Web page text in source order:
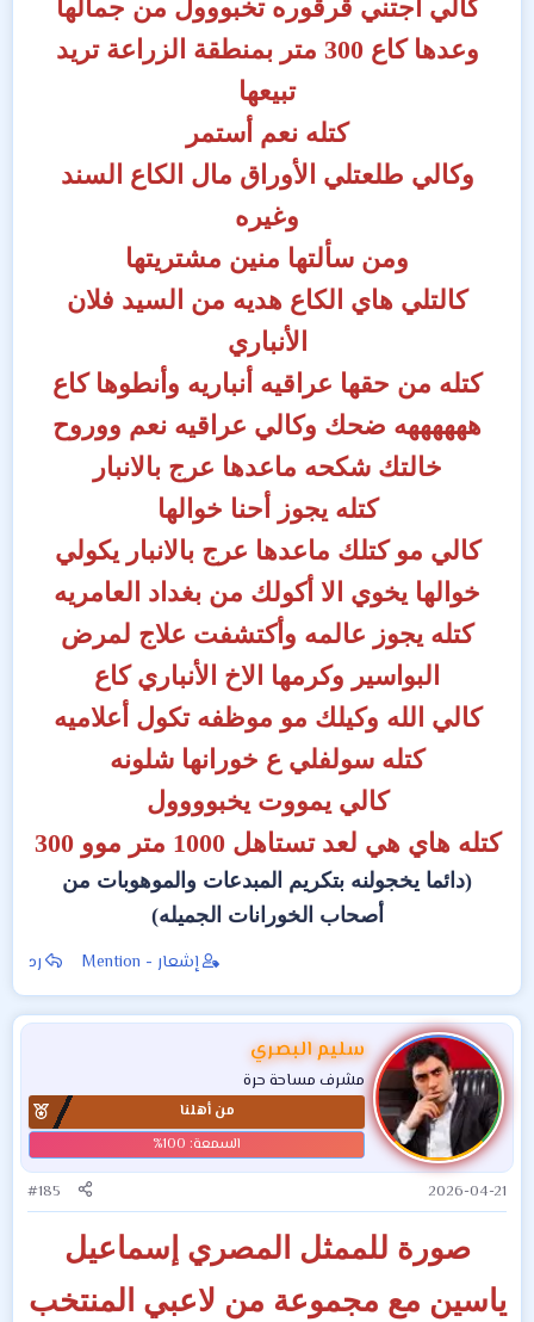
كالي أجتني قرقوره تخبووول من جمالها
وعدها كاع 300 متر بمنطقة الزراعة تريد
تبيعها
كتله نعم أستمر
وكالي طلعتلي الأوراق مال الكاع السند
وغيره
ومن سألتها منين مشتريتها
كالتلي هاي الكاع هديه من السيد فلان
الأنباري
كتله من حقها عراقيه أنباريه وأنطوها كاع
ههههههه ضحك وكالي عراقيه نعم ووروح
خالتك شكحه ماعدها عرج بالانبار
كتله يجوز أحنا خوالها
كالي مو كتلك ماعدها عرج بالانبار يكولي
خوالها يخوي الا أكولك من بغداد العامريه
كتله يجوز عالمه وأكتشفت علاج لمرض
البواسير وكرمها الاخ الأنباري كاع
كالي الله وكيلك مو موظفه تكول أعلاميه
كتله سولفلي ع خورانها شلونه
كالي يمووت يخبوووول
كتله هاي هي لعد تستاهل 1000 متر موو 300
(دائما يخجولنه بتكريم المبدعات والموهوبات من
أصحاب الخورانات الجميله)
إشعار - Mention رد
سليم البصري
مشرف مساحة حرة
من أهلنا
2026-04-21
#185
صورة للممثل المصري إسماعيل
ياسين مع مجموعة من لاعبي المنتخب